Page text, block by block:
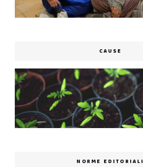
CAUSE
NORME EDITORIALI